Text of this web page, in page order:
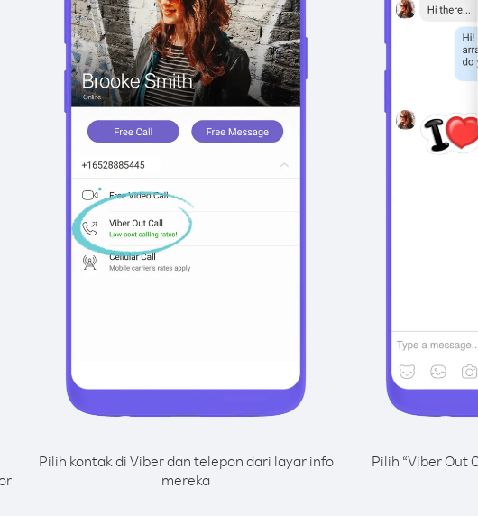
Pilih kontak di Viber dan telepon dari layar info
mereka
Pilih “Viber Out